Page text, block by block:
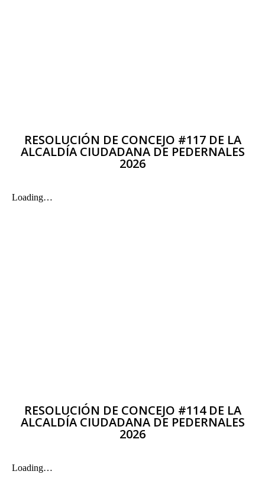
RESOLUCIÓN DE CONCEJO #117 DE LA
ALCALDÍA CIUDADANA DE PEDERNALES
2026
RESOLUCIÓN DE CONCEJO #114 DE LA
ALCALDÍA CIUDADANA DE PEDERNALES
2026